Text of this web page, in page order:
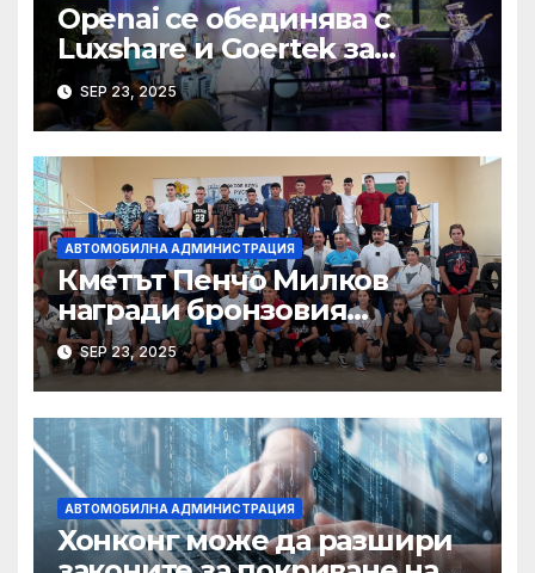
Openai се обединява с
Luxshare и Goertek за
разработване на ново AI
устройство · Technode
SEP 23, 2025
АВТОМОБИЛНА АДМИНИСТРАЦИЯ
Кметът Пенчо Милков
награди бронзовия
медалист от Световното по
бокс Радослав Росенов
SEP 23, 2025
АВТОМОБИЛНА АДМИНИСТРАЦИЯ
Хонконг може да разшири